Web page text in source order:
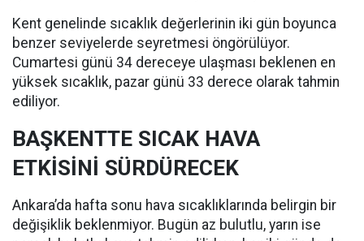
Kent genelinde sıcaklık değerlerinin iki gün boyunca
benzer seviyelerde seyretmesi öngörülüyor.
Cumartesi günü 34 dereceye ulaşması beklenen en
yüksek sıcaklık, pazar günü 33 derece olarak tahmin
ediliyor.
BAŞKENTTE SICAK HAVA
ETKİSİNİ SÜRDÜRECEK
Ankara’da hafta sonu hava sıcaklıklarında belirgin bir
değişiklik beklenmiyor. Bugün az bulutlu, yarın ise